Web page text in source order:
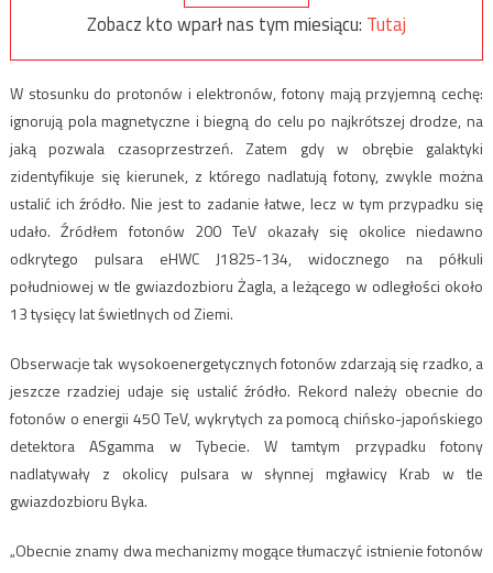
Zobacz kto wparł nas tym miesiącu: Tutaj
W stosunku do protonów i elektronów, fotony mają przyjemną cechę:
ignorują pola magnetyczne i biegną do celu po najkrótszej drodze, na
jaką pozwala czasoprzestrzeń. Zatem gdy w obrębie galaktyki
zidentyfikuje się kierunek, z którego nadlatują fotony, zwykle można
ustalić ich źródło. Nie jest to zadanie łatwe, lecz w tym przypadku się
udało. Źródłem fotonów 200 TeV okazały się okolice niedawno
odkrytego pulsara eHWC J1825-134, widocznego na półkuli
południowej w tle gwiazdozbioru Żagla, a leżącego w odległości około
13 tysięcy lat świetlnych od Ziemi.
Obserwacje tak wysokoenergetycznych fotonów zdarzają się rzadko, a
jeszcze rzadziej udaje się ustalić źródło. Rekord należy obecnie do
fotonów o energii 450 TeV, wykrytych za pomocą chińsko-japońskiego
detektora ASgamma w Tybecie. W tamtym przypadku fotony
nadlatywały z okolicy pulsara w słynnej mgławicy Krab w tle
gwiazdozbioru Byka.
„Obecnie znamy dwa mechanizmy mogące tłumaczyć istnienie fotonów